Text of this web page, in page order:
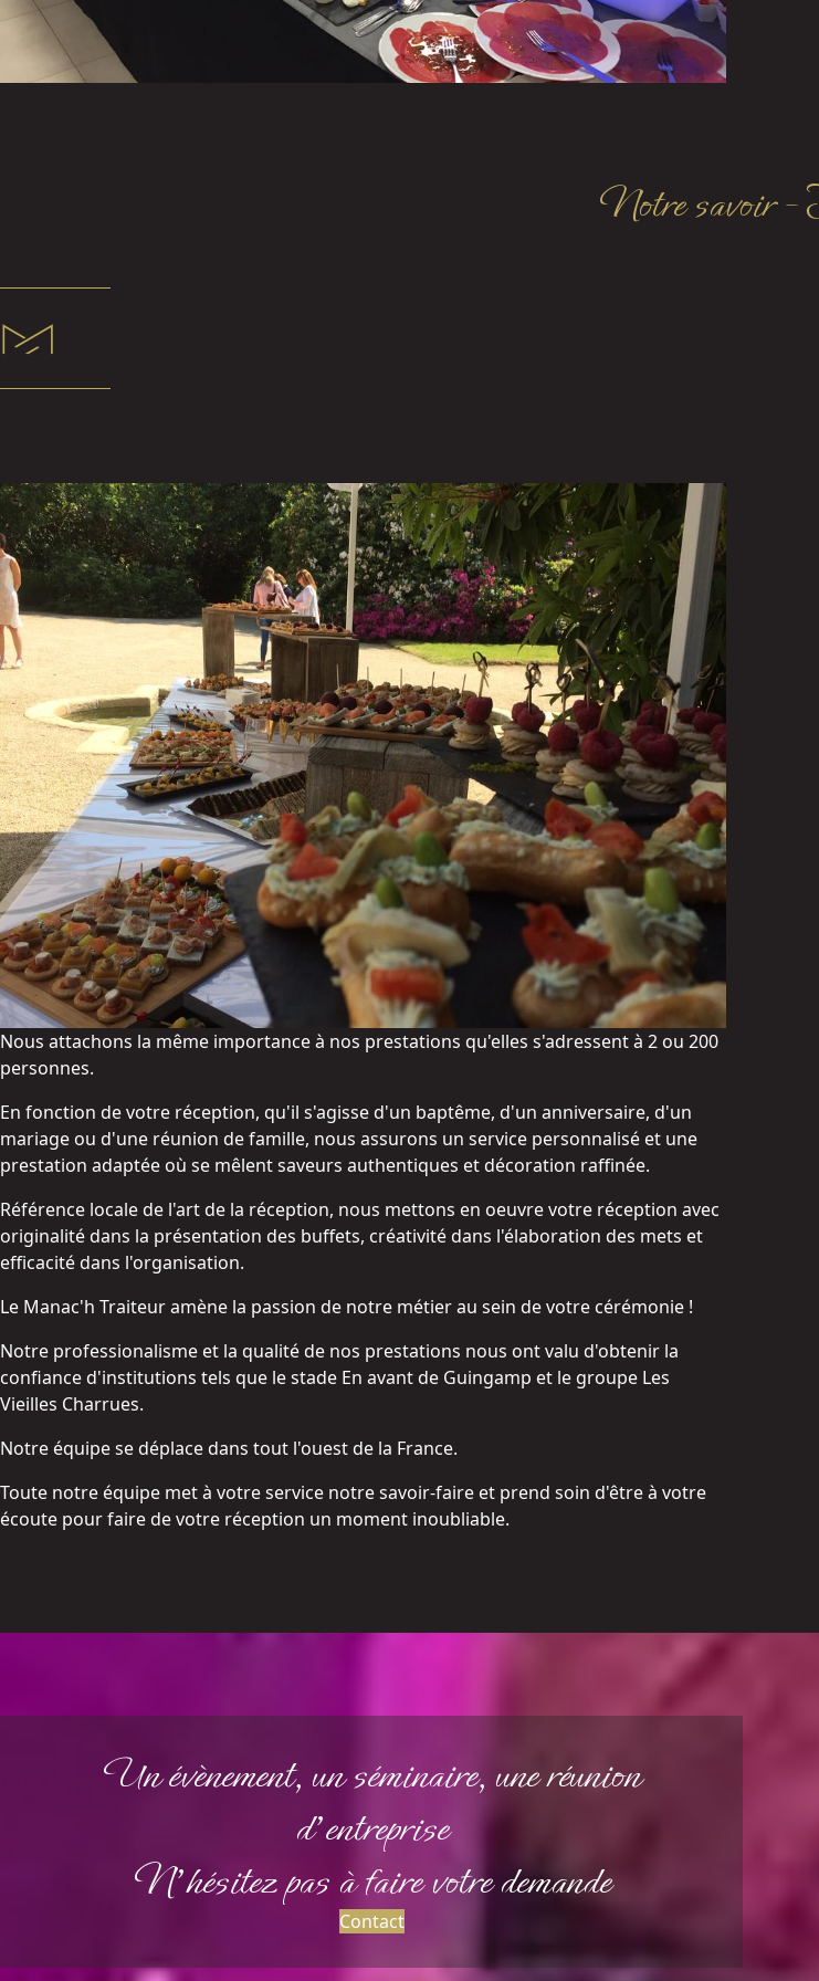
Notre savoir -
Nous attachons la même importance à nos prestations qu'elles s'adressent à 2 ou 200
personnes.
En fonction de votre réception, qu'il s'agisse d'un baptême, d'un anniversaire, d'un
mariage ou d'une réunion de famille, nous assurons un service personnalisé et une
prestation adaptée où se mêlent saveurs authentiques et décoration raffinée.
Référence locale de l'art de la réception, nous mettons en oeuvre votre réception avec
originalité dans la présentation des buffets, créativité dans l'élaboration des mets et
efficacité dans l'organisation.
Le Manac'h Traiteur amène la passion de notre métier au sein de votre cérémonie !
Notre professionalisme et la qualité de nos prestations nous ont valu d'obtenir la
confiance d'institutions tels que le stade En avant de Guingamp et le groupe Les
Vieilles Charrues.
Notre équipe se déplace dans tout l'ouest de la France.
Toute notre équipe met à votre service notre savoir-faire et prend soin d'être à votre
écoute pour faire de votre réception un moment inoubliable.
Un évènement, un séminaire, une réunion
d'entreprise
N'hésitez pas à faire votre demande
Contact